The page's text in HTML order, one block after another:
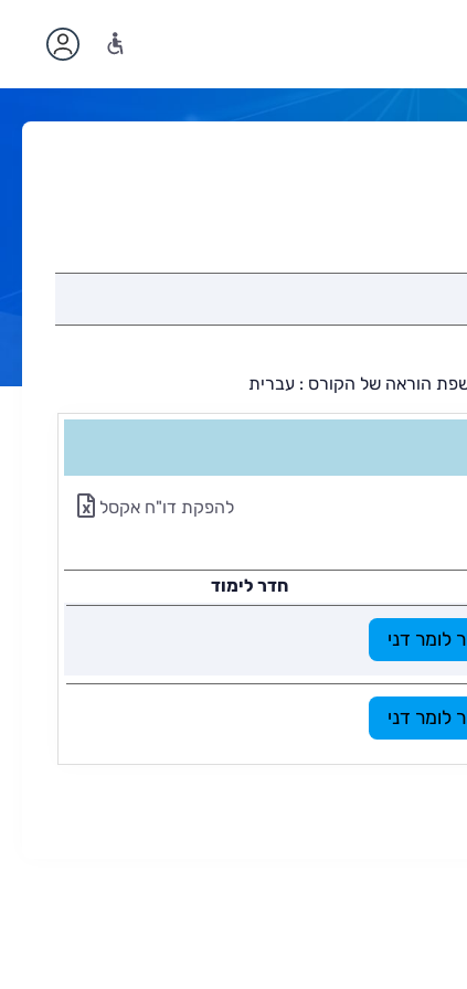
הוראה של הקורס : עברית
להפקת דו"ח אקסל
חדר לימוד
לומר דני
לומר דני